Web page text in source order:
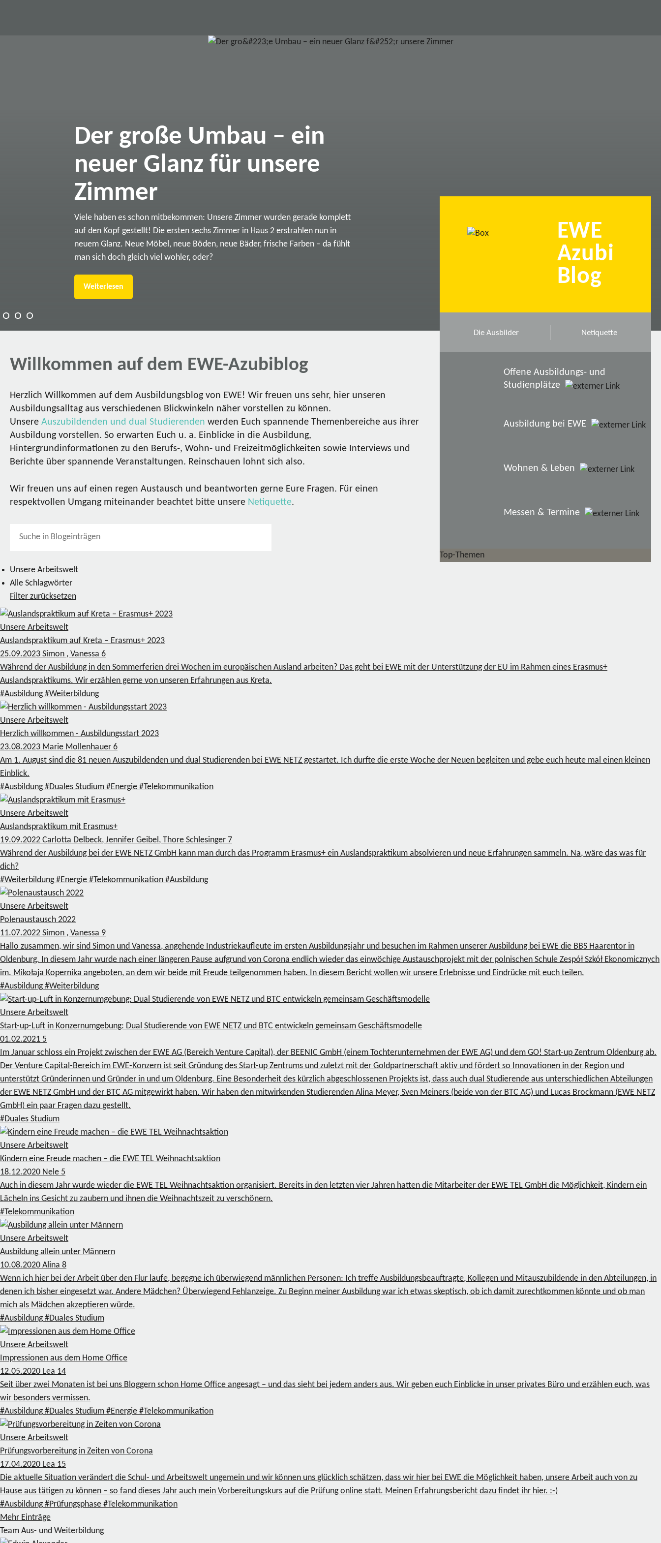
Der große Umbau – ein
neuer Glanz für unsere
Zimmer
Viele haben es schon mitbekommen: Unsere Zimmer wurden gerade komplett
auf den Kopf gestellt! Die ersten sechs Zimmer in Haus 2 erstrahlen nun in
neuem Glanz. Neue Möbel, neue Böden, neue Bäder, frische Farben – da fühlt
man sich doch gleich viel wohler, oder?
Weiterlesen
Willkommen auf dem EWE-Azubiblog
Herzlich Willkommen auf dem Ausbildungsblog von EWE! Wir freuen uns sehr, hier unseren
Ausbildungsalltag aus verschiedenen Blickwinkeln näher vorstellen zu können.
Unsere Auszubildenden und dual Studierenden werden Euch spannende Themenbereiche aus ihrer
Ausbildung vorstellen. So erwarten Euch u. a. Einblicke in die Ausbildung,
Hintergrundinformationen zu den Berufs-, Wohn- und Freizeitmöglichkeiten sowie Interviews und
Berichte über spannende Veranstaltungen. Reinschauen lohnt sich also.
Wir freuen uns auf einen regen Austausch und beantworten gerne Eure Fragen. Für einen
respektvollen Umgang miteinander beachtet bitte unsere Netiquette.
Unsere Arbeitswelt
Alle Schlagwörter
Filter zurücksetzen
EWE
Azubi
Blog
Die Ausbilder Netiquette
Offene Ausbildungs- und
Studienplätze
Ausbildung bei EWE
Wohnen & Leben
Messen & Termine
Top-Themen
Unsere Arbeitswelt
Auslandspraktikum auf Kreta – Erasmus+ 2023
25.09.2023 Simon , Vanessa 6
Während der Ausbildung in den Sommerferien drei Wochen im europäischen Ausland arbeiten? Das geht bei EWE mit der Unterstützung der EU im Rahmen eines Erasmus+
Auslandspraktikums. Wir erzählen gerne von unseren Erfahrungen aus Kreta.
#Ausbildung #Weiterbildung
Unsere Arbeitswelt
Herzlich willkommen - Ausbildungsstart 2023
23.08.2023 Marie Mollenhauer 6
Am 1. August sind die 81 neuen Auszubildenden und dual Studierenden bei EWE NETZ gestartet. Ich durfte die erste Woche der Neuen begleiten und gebe euch heute mal einen kleinen
Einblick.
#Ausbildung #Duales Studium #Energie #Telekommunikation
Unsere Arbeitswelt
Auslandspraktikum mit Erasmus+
19.09.2022 Carlotta Delbeck, Jennifer Geibel, Thore Schlesinger 7
Während der Ausbildung bei der EWE NETZ GmbH kann man durch das Programm Erasmus+ ein Auslandspraktikum absolvieren und neue Erfahrungen sammeln. Na, wäre das was für
dich?
#Weiterbildung #Energie #Telekommunikation #Ausbildung
Unsere Arbeitswelt
Polenaustausch 2022
11.07.2022 Simon , Vanessa 9
Hallo zusammen, wir sind Simon und Vanessa, angehende Industriekaufleute im ersten Ausbildungsjahr und besuchen im Rahmen unserer Ausbildung bei EWE die BBS Haarentor in
Oldenburg. In diesem Jahr wurde nach einer längeren Pause aufgrund von Corona endlich wieder das einwöchige Austauschprojekt mit der polnischen Schule Zespół Szkół Ekonomicznych
im. Mikołaja Kopernika angeboten, an dem wir beide mit Freude teilgenommen haben. In diesem Bericht wollen wir unsere Erlebnisse und Eindrücke mit euch teilen.
#Ausbildung #Weiterbildung
Unsere Arbeitswelt
Start-up-Luft in Konzernumgebung: Dual Studierende von EWE NETZ und BTC entwickeln gemeinsam Geschäftsmodelle
01.02.2021 5
Im Januar schloss ein Projekt zwischen der EWE AG (Bereich Venture Capital), der BEENIC GmbH (einem Tochterunternehmen der EWE AG) und dem GO! Start-up Zentrum Oldenburg ab.
Der Venture Capital-Bereich im EWE-Konzern ist seit Gründung des Start-up Zentrums und zuletzt mit der Goldpartnerschaft aktiv und fördert so Innovationen in der Region und
unterstützt Gründerinnen und Gründer in und um Oldenburg. Eine Besonderheit des kürzlich abgeschlossenen Projekts ist, dass auch dual Studierende aus unterschiedlichen Abteilungen
der EWE NETZ GmbH und der BTC AG mitgewirkt haben. Wir haben den mitwirkenden Studierenden Alina Meyer, Sven Meiners (beide von der BTC AG) und Lucas Brockmann (EWE NETZ
GmbH) ein paar Fragen dazu gestellt.
#Duales Studium
Unsere Arbeitswelt
Kindern eine Freude machen – die EWE TEL Weihnachtsaktion
18.12.2020 Nele 5
Auch in diesem Jahr wurde wieder die EWE TEL Weihnachtsaktion organisiert. Bereits in den letzten vier Jahren hatten die Mitarbeiter der EWE TEL GmbH die Möglichkeit, Kindern ein
Lächeln ins Gesicht zu zaubern und ihnen die Weihnachtszeit zu verschönern.
#Telekommunikation
Unsere Arbeitswelt
Ausbildung allein unter Männern
10.08.2020 Alina 8
Wenn ich hier bei der Arbeit über den Flur laufe, begegne ich überwiegend männlichen Personen: Ich treffe Ausbildungsbeauftragte, Kollegen und Mitauszubildende in den Abteilungen, in
denen ich bisher eingesetzt war. Andere Mädchen? Überwiegend Fehlanzeige. Zu Beginn meiner Ausbildung war ich etwas skeptisch, ob ich damit zurechtkommen könnte und ob man
mich als Mädchen akzeptieren würde.
#Ausbildung #Duales Studium
Unsere Arbeitswelt
Impressionen aus dem Home Office
12.05.2020 Lea 14
Seit über zwei Monaten ist bei uns Bloggern schon Home Office angesagt – und das sieht bei jedem anders aus. Wir geben euch Einblicke in unser privates Büro und erzählen euch, was
wir besonders vermissen.
#Ausbildung #Duales Studium #Energie #Telekommunikation
Unsere Arbeitswelt
Prüfungsvorbereitung in Zeiten von Corona
17.04.2020 Lea 15
Die aktuelle Situation verändert die Schul- und Arbeitswelt ungemein und wir können uns glücklich schätzen, dass wir hier bei EWE die Möglichkeit haben, unsere Arbeit auch von zu
Hause aus tätigen zu können – so fand dieses Jahr auch mein Vorbereitungskurs auf die Prüfung online statt. Meinen Erfahrungsbericht dazu findet ihr hier. :-)
#Ausbildung #Prüfungsphase #Telekommunikation
Mehr Einträge
Team Aus- und Weiterbildung